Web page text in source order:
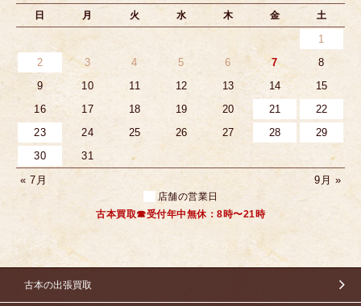
日 月 火 水 木 金 土
1
2
3 4 5 6 7
8
9
10 11 12 13 14
15
16
17 18 19 20 21
22
23
24 25 26 27 28
29
30
31
« 7月
9月 »
店舗の営業日
古本買取☎受付年中無休：8時〜21時
古本の出張買取